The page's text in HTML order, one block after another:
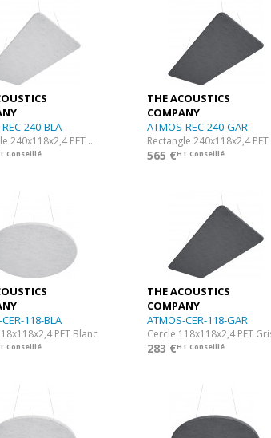
240-BLA
Rectangle 240x118x2,4 PET Blanc
Conseillé
THE ACOUSTICS
COMPANY
ATMOS-REC-240-GAR
565 €HT Conseillé
118-BLA
PET Blanc
Conseillé
THE ACOUSTICS
COMPANY
ATMOS-CER-118-GAR
283 €HT Conseillé